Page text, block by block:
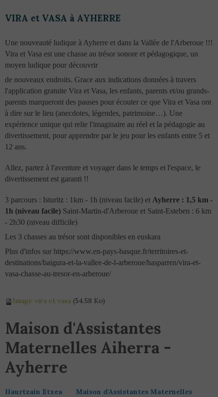
VIRA et VASA à AYHERRE
Une nouveauté ludique à Ayherre et dans la Vallée de l'Arberoue !!!
Vira et Vasa est une chasse au trésor sonore et pédagogique, un
moyen ludique pour découvrir
de nouveaux endroits. Grace aux indications données à travers
l'application gratuite Vira et Vasa, les enfants, parents et/ou grands-
parents marqueront des pauses pour écouter ce que Vira et Vasa ont
à dire sur le lieu (anecdotes, légendes, patrimoine…). Une
expérience unique qui relie l'imaginaire au réel et la pédagogie au
divertissement, pour apprendre par le jeu pour les enfants entre 5 et
12 ans.
Allez, partez à l'aventure et voyager dans le temps et l'espace, le
divertissement est garanti !!
3 parcours : Isturitz : 1km - 1h (niveau facile) et Ayherre : 1,5 km -
1h (niveau facile) Saint-Martin-d'Arberoue et Saint-Esteben : 6 km
- 2h30 (niveau difficile)
Les 3 chasses au trésor sont disponibles en euskara
Plus d'infos sur https://www.en-pays-basque.fr/territoires-et-
destinations/baigura-et-la-vallee-de-l-arberoue/hasparren/vira-et-
vasa-chasse-au-tresor-en-arberoue/
Image vira et vasa (54.58 Ko)
Maison d'Assistantes
Maternelles Aiherra -
Ayherre
Haurtzain Etxea Maison d'Assistantes Maternelles